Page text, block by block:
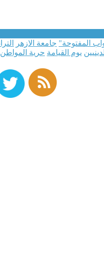
المفتوحة" جامعة الازهر
يوم القيامة حرية المواطن